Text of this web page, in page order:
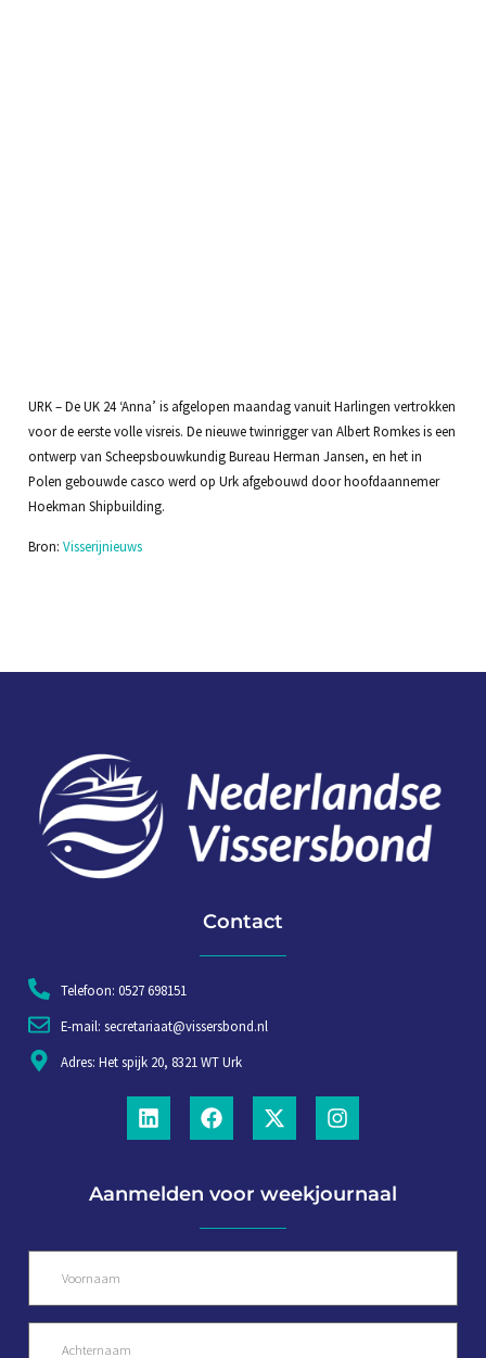
URK – De UK 24 ‘Anna’ is afgelopen maandag vanuit Harlingen vertrokken
voor de eerste volle visreis. De nieuwe twinrigger van Albert Romkes is een
ontwerp van Scheepsbouwkundig Bureau Herman Jansen, en het in
Polen gebouwde casco werd op Urk afgebouwd door hoofdaannemer
Hoekman Shipbuilding.
Bron: Visserijnieuws
Contact
Telefoon: 0527 698151
E-mail: secretariaat@vissersbond.nl
Adres: Het spijk 20, 8321 WT Urk
Aanmelden voor weekjournaal